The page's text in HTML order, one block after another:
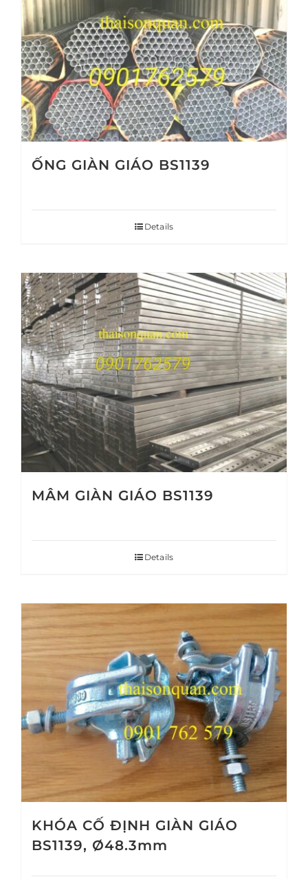
ỐNG GIÀN GIÁO BS1139
Details
MÂM GIÀN GIÁO BS1139
Details
KHÓA CỐ ĐỊNH GIÀN GIÁO
BS1139, Ø48.3mm